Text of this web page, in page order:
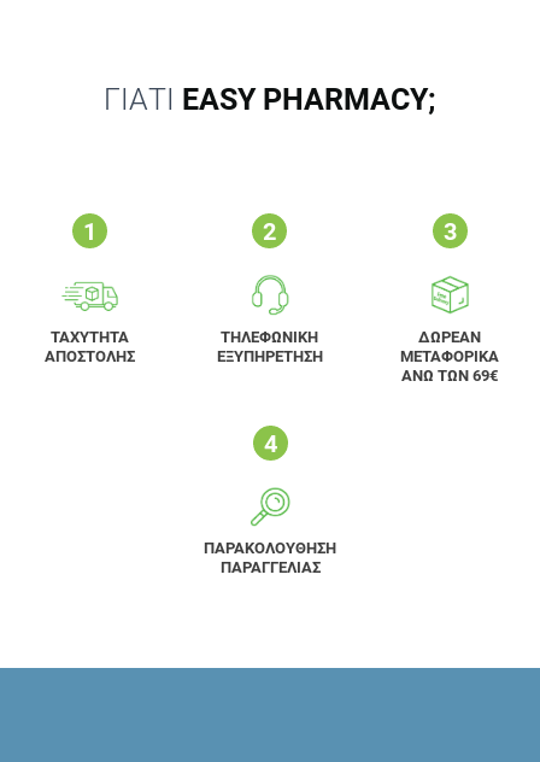
ΓΙΑΤΙ EASY PHARMACY;
ΤΑΧΥΤΗΤΑ
ΑΠΟΣΤΟΛΗΣ
ΤΗΛΕΦΩΝΙΚΗ
ΕΞΥΠΗΡΕΤΗΣΗ
ΔΩΡΕΑΝ
ΜΕΤΑΦΟΡΙΚΑ
ΑΝΩ ΤΩΝ 69€
ΠΑΡΑΚΟΛΟΥΘΗΣΗ
ΠΑΡΑΓΓΕΛΙΑΣ